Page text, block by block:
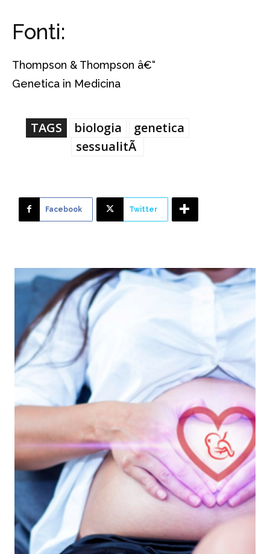
Fonti:
Thompson & Thompson â€“
Genetica in Medicina
TAGS biologia
genetica
sessualitÃ
Facebook Twitter